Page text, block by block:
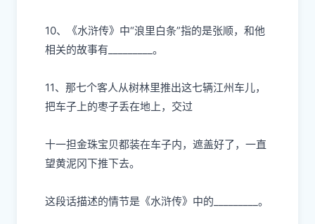
10、《⽔浒传》中“浪⾥⽩条”指的是张顺，和他
相关的故事有 _________。
11、那七个客⼈从树林⾥推出这七辆江州⻋⼉，
把⻋⼦ 上的枣⼦丢在地上，交过
⼗⼀担⾦珠宝⻉都装在⻋⼦内，遮盖好了， ⼀直
望⻩泥冈下推下去。
这段话描述的情节是《⽔浒传》中的 _________。